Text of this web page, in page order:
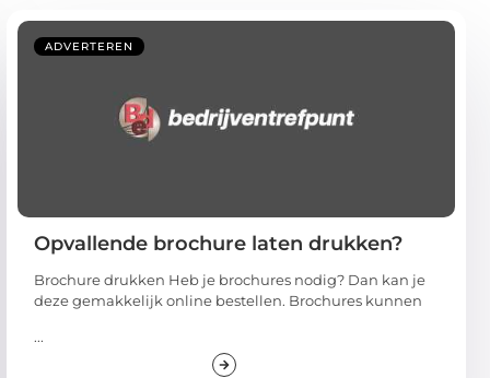
ADVERTEREN
Opvallende brochure laten drukken?
Brochure drukken Heb je brochures nodig? Dan kan je
deze gemakkelijk online bestellen. Brochures kunnen
...